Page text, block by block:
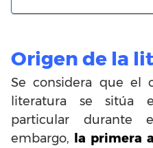
Origen de la
Se considera que el
literatura se sitúa
particular durante
embargo, la primera